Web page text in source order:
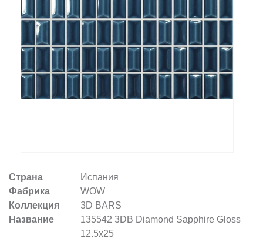
+7 (495) 532-06-30 internet@kdv.ru
Страна
Испания
Фабрика
WOW
Коллекция
3D BARS
Название
135542 3DB Diamond Sapphire Gloss
12.5x25